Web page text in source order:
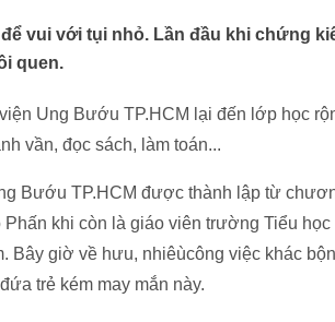
vui với tụi nhỏ. Lần đầu khi chứng
quen.
Ung Bướu TP.HCM lại đến lớp học
vần, đọc sách, làm toán...
Bướu TP.HCM được thành lập từ
khi còn là giáo viên trường Tiểu học
Bây giờ về hưu, nhiêùcông việc khác
trẻ kém may mắn này.